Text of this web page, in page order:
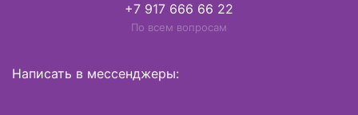
+7 917 666 66 22
По всем вопросам
Написать в мессенджеры: